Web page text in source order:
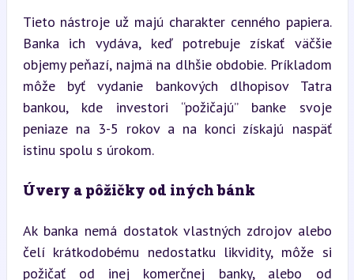
Tieto nástroje už majú charakter cenného papiera.
Banka ich vydáva, keď potrebuje získať väčšie
objemy peňazí, najmä na dlhšie obdobie. Príkladom
môže byť vydanie bankových dlhopisov Tatra
bankou, kde investori “požičajú” banke svoje
peniaze na 3-5 rokov a na konci získajú naspäť
istinu spolu s úrokom.
Úvery a pôžičky od iných bánk
Ak banka nemá dostatok vlastných zdrojov alebo
čelí krátkodobému nedostatku likvidity, môže si
požičať od inej komerčnej banky, alebo od